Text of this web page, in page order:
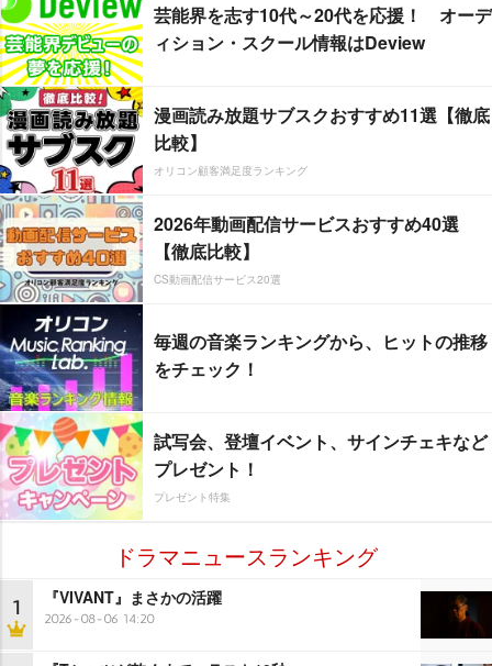
芸能界を志す10代～20代を応援！ オーデ
ィション・スクール情報はDeview
漫画読み放題サブスクおすすめ11選【徹底
比較】
オリコン顧客満足度ランキング
2026年動画配信サービスおすすめ40選
【徹底比較】
CS動画配信サービス20選
毎週の音楽ランキングから、ヒットの推移
をチェック！
試写会、登壇イベント、サインチェキなど
プレゼント！
プレゼント特集
ドラマニュースランキング
1 『VIVANT』まさかの活躍
2026-08-06 14:20